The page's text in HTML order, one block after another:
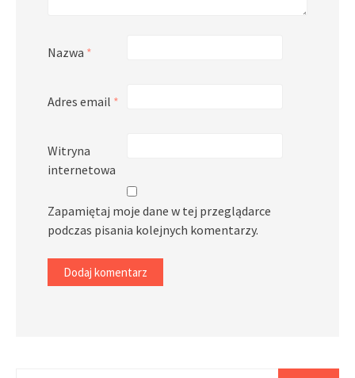
Nazwa *
Adres email *
Witryna
internetowa
Zapamiętaj moje dane w tej przeglądarce
podczas pisania kolejnych komentarzy.